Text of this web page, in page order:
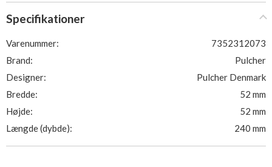
Specifikationer
Varenummer:
7352312073
Brand:
Pulcher
Designer:
Pulcher Denmark
Bredde:
52 mm
Højde:
52 mm
Længde (dybde):
240 mm